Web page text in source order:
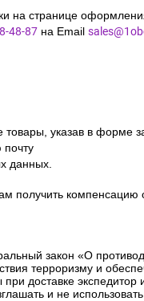
на странице
48-87 на Email
указав в форме
данных.
получить компенсацию
закон «О
терроризму и
доставке экспедитор
и не